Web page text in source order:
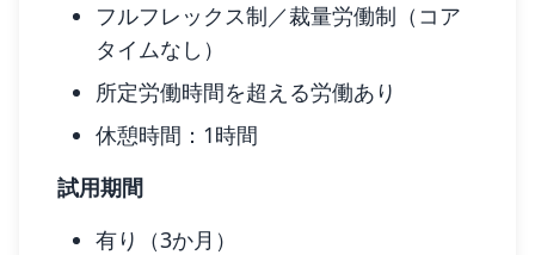
フルフレックス制／裁量労働制（コア
タイムなし）
所定労働時間を超える労働あり
休憩時間：1時間
試用期間
有り（3か月）